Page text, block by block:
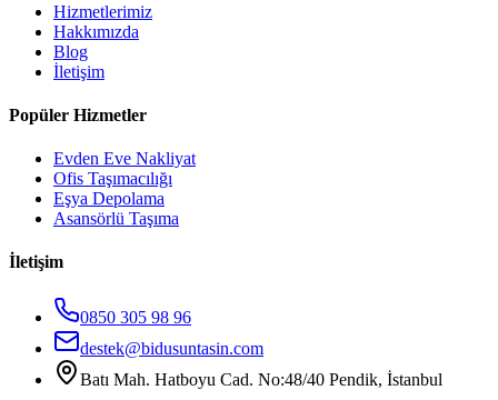
Hizmetlerimiz
Hakkımızda
Blog
İletişim
Popüler Hizmetler
Evden Eve Nakliyat
Ofis Taşımacılığı
Eşya Depolama
Asansörlü Taşıma
İletişim
0850 305 98 96
destek@bidusuntasin.com
Batı Mah. Hatboyu Cad. No:48/40 Pendik, İstanbul